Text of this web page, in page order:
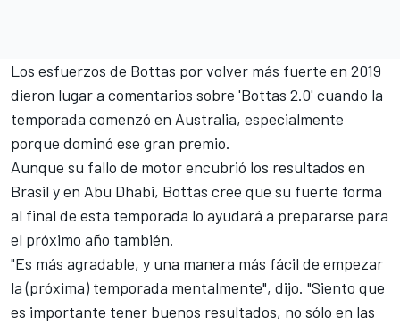
Los esfuerzos de Bottas por volver más fuerte en 2019
dieron lugar a comentarios sobre 'Bottas 2.0' cuando la
temporada comenzó en Australia, especialmente
porque dominó ese gran premio.
Aunque su fallo de motor encubrió los resultados en
Brasil y en Abu Dhabi, Bottas cree que su fuerte forma
al final de esta temporada lo ayudará a prepararse para
el próximo año también.
"Es más agradable, y una manera más fácil de empezar
la (próxima) temporada mentalmente", dijo. "Siento que
es importante tener buenos resultados, no sólo en las